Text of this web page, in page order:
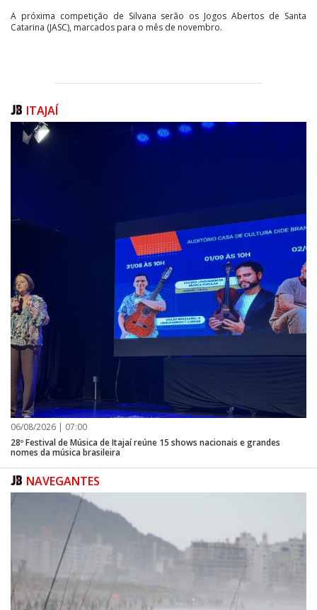
A próxima competição de Silvana serão os Jogos Abertos de Santa
Catarina (JASC), marcados para o mês de novembro.
ITAJAÍ
06/08/2026 | 07:00
28º Festival de Música de Itajaí reúne 15 shows nacionais e grandes
nomes da música brasileira
NAVEGANTES